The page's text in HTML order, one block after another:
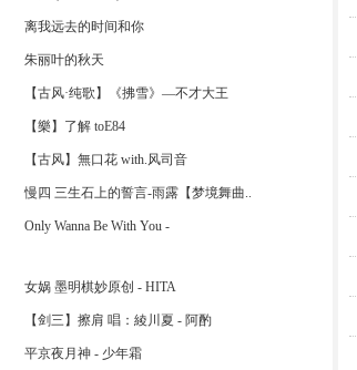
离我远去的时间和你
朱丽叶的秋天
【古风·纯歌】《拂雪》—不才大王
【樂】了解 toE84
【古风】無口花 with.风司音
慢四 三生石上的誓言-雨露【梦境舞曲..
Only Wanna Be With You -
女娲 墨明棋妙原创 - HITA
【剑三】擦肩 唱：綾川夏 - 阿酌
平京夜月神 - 少年霜